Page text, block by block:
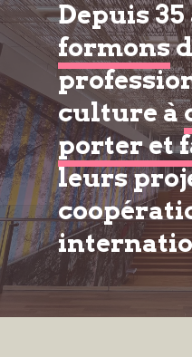
Depuis
formons
culture à
porter et
leurs